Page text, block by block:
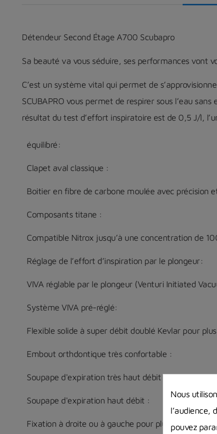
Détendeur Second Étage A700 Scubapro
Sa beauté va vous séduire, ses performances vont
C’est un système vital qui permet de
SCUBAPRO vous permet de respirer sous l’eau
résultat du test d’effort inspiratoire est de 0,5 J/l,
équilibré:
Clapet aval classique :
Boitier en fibre de carbone moulée avec précision
Composants titane :
Compatible Nitrox jusqu’à une concentration de
Réglage de l’effort d’inspiration par le plongeur:
VIVA réglable par le plongeur (Venturi Initiated
Système VIVA pré-réglé:
Flexible solide à super débit doublé Kevlar pour
Embout orthdontique très confortable :
Soupape d'expiration très haut débit :
Soupape d'expiration haut débit :
Fixation à droite ou à gauche pour plus de
Nous
l’audience,
pouvez